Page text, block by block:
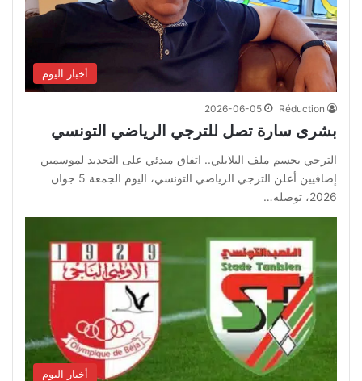
أخبار اليوم
Réduction
2026-06-05
بشرى سارة تصل للترجي الرياضي التونسي
الترجي يحسم ملف البلايلي.. اتفاق مبدئي على التجديد لموسمين
إضافيين أعلن الترجي الرياضي التونسي، اليوم الجمعة 5 جوان
2026، توصله…
أخبار اليوم